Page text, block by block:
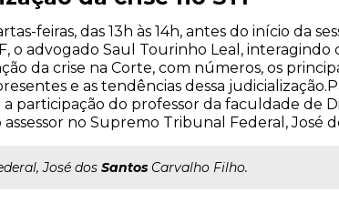
feiras, das 13h às 14h, antes do início da
o advogado Saul Tourinho Leal,
da crise na Corte, com números, os
e as tendências dessa
participação do professor da faculdade de
assessor no Supremo Tribunal Federal, José
José dos Santos Carvalho Filho.